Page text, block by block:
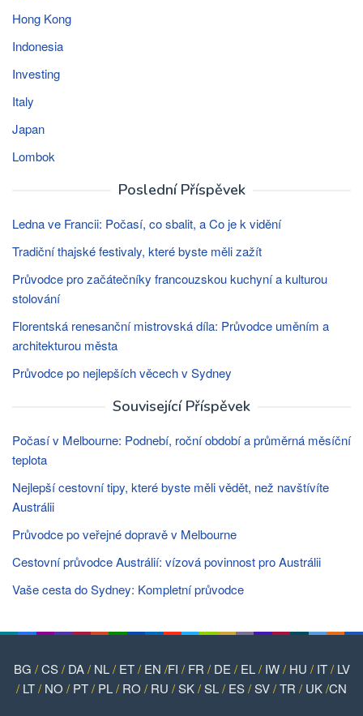
Hong Kong
Indonesia
Investing
Italy
Japan
Lombok
Poslední Příspěvek
Ledna ve Francii: Počasí, co sbalit, a Co je k vidění
Tradiční thajské festivaly, které byste měli zažít
Průvodce pro začátečníky francouzskou kuchyní a kulturou
stolování
Florentská renesanční mistrovská díla: Průvodce uměním a
architekturou města
Průvodce po nejlepších věcech v Sydney
Související Příspěvek
Počasí v Melbourne: Podnebí, roční období a průměrná měsíční
teplota
Nejlepší cestovní tipy, které byste měli vědět, než navštívíte
Austrálii
Průvodce po veřejné dopravě v Melbourne
Cestovní průvodce Austrálií: vízová povinnost pro Austrálii
Vaše cesta do Sydney: Kompletní průvodce
BG /CS/ DA/ NL/ ET/ EN /FI / FR / DE / EL/ IW/ HU / IT/ LV
/ LT/ NO / PT/ PL/ RO / RU /SK/SL/ ES/SV/TR / UK/CN